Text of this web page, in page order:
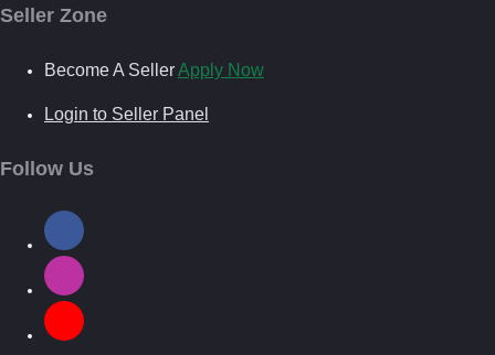
Seller Zone
Become A SellerApply Now
Login to Seller Panel
Follow Us